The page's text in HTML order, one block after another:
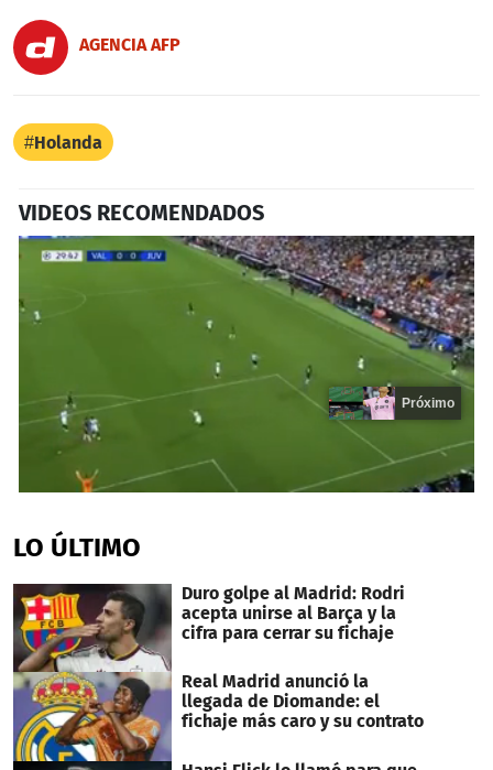
AGENCIA AFP
Holanda
VIDEOS RECOMENDADOS
of
20
Próximo
LO ÚLTIMO
Duro golpe al Madrid: Rodri
acepta unirse al Barça y la
cifra para cerrar su fichaje
Real Madrid anunció la
llegada de Diomande: el
fichaje más caro y su contrato